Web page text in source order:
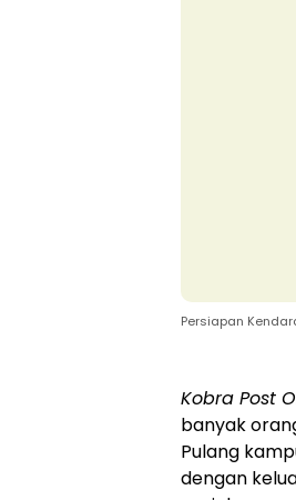
Persiapan
Kobra Post
banyak
Pulang
dengan